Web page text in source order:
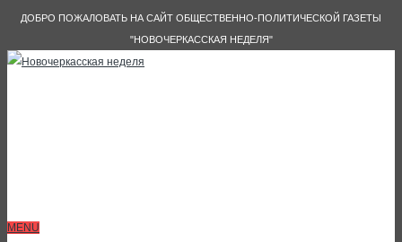
ДОБРО ПОЖАЛОВАТЬ НА САЙТ ОБЩЕСТВЕННО-ПОЛИТИЧЕСКОЙ ГАЗЕТЫ
"НОВОЧЕРКАССКАЯ НЕДЕЛЯ"
MENU